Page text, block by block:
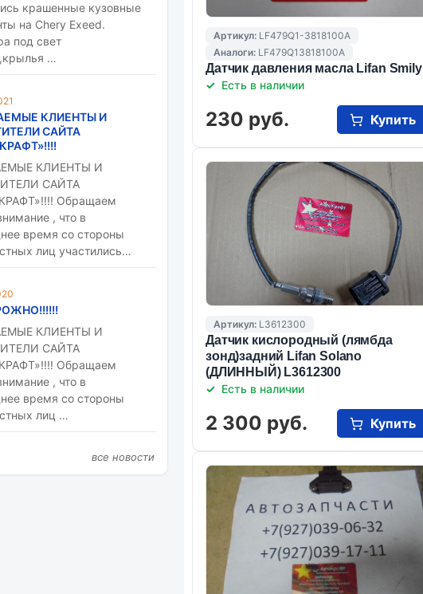
Артикул: LF479Q1-3818100A
Аналоги: LF479Q13818100A
Датчик давления масла Lifan Smily
Есть в наличии
230 руб. Купить
Артикул: L3612300
Датчик кислородный (лямбда
зонд)задний Lifan Solano
(ДЛИННЫЙ) L3612300
Есть в наличии
2 300 руб. Купить
крашенные кузовные
на Chery Exeed.
под свет
…
КЛИЕНТЫ И
САЙТА
КЛИЕНТЫ И
САЙТА
Обращаем
, что в
время со стороны
лиц участились…
КЛИЕНТЫ И
САЙТА
Обращаем
, что в
время со стороны
лиц …
все новости